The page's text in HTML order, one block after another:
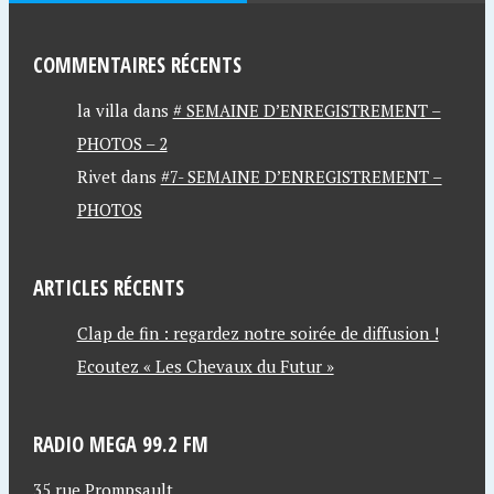
COMMENTAIRES RÉCENTS
la villa dans # SEMAINE D’ENREGISTREMENT –
PHOTOS – 2
Rivetdans #7- SEMAINE D’ENREGISTREMENT –
PHOTOS
ARTICLES RÉCENTS
Clap de fin : regardez notre soirée de diffusion !
Ecoutez « Les Chevaux du Futur »
RADIO MEGA 99.2 FM
35 rue Prompsault,